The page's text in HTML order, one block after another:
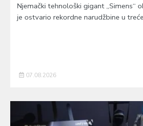
Njemački tehnološki gigant „Simens“
je ostvario rekordne narudžbine u
07.08.2026